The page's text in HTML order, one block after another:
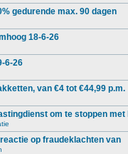
gedurende max. 90 dagen
18-6-26
6-26
van €4 tot €44,99 p.m.
om te stoppen met
op fraudeklachten van